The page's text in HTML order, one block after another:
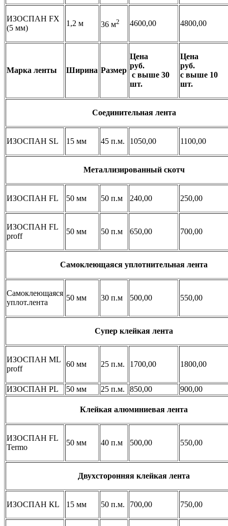
ИЗОСПАН FX
(5 мм)
1,2 м 36 м2 4600,00 4800,00
Марка ленты Ширина Размер
Цена
руб.
с выше 30
шт.
Цена
руб.
с выше 10
шт.
Соединительная лента
ИЗОСПАН SL 15 мм 45 п.м. 1050,00 1100,00
Металлизированный скотч
ИЗОСПАН FL 50 мм 50 п.м 240,00 250,00
ИЗОСПАН FL
proff
50 мм 50 п.м 650,00 700,00
Самоклеющаяся уплотнительная лента
Самоклеющаяся
уплот.лента
50 мм 30 п.м 500,00 550,00
Супер клейкая лента
ИЗОСПАН ML
proff
60 мм 25 п.м. 1700,00 1800,00
ИЗОСПАН PL 50 мм 25 п.м. 850,00 900,00
Клейкая алюминиевая лента
ИЗОСПАН FL
Termo
50 мм 40 п.м 500,00 550,00
Двухсторонняя клейкая лента
ИЗОСПАН КL 15 мм 50 п.м. 700,00 750,00